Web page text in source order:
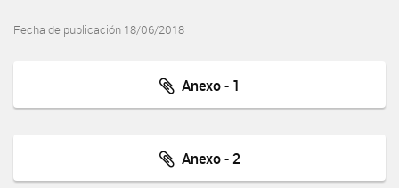
Fecha de publicación 18/06/2018
Anexo - 1
Anexo - 2